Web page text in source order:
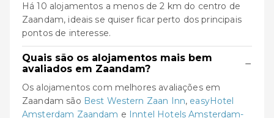
Há 10 alojamentos a menos de 2 km do centro de
Zaandam, ideais se quiser ficar perto dos principais
pontos de interesse.
Quais são os alojamentos mais bem
avaliados em Zaandam?
−
Os alojamentos com melhores avaliações em
Zaandam são Best Western Zaan Inn, easyHotel
Amsterdam Zaandam e Inntel Hotels Amsterdam-